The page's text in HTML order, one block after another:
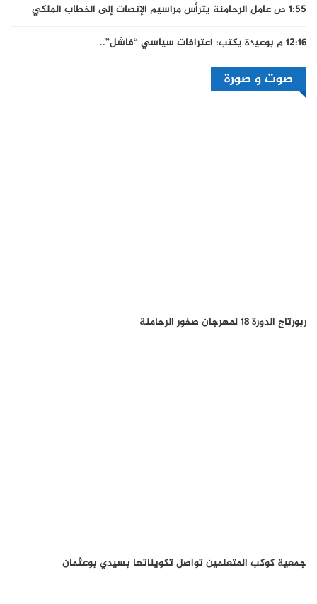
1:55 ص
عامل الرحامنة يترأس مراسيم الإنصات إلى الخطاب الملكي
12:16 م
بوعيدة يكتب: اعترافات سياسي “فاشل”..
صوت و صورة
ربورتاج الدورة 18 لمهرجان صخور الرحامنة
جمعية كوكب المتعلمين تواصل تكويناتها بسيدي بوعثمان